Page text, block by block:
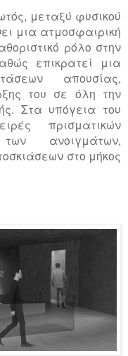
μεταξύ φυσικού
μια ατμοσφαιρική
ρόλο στην
επικρατεί μια
απουσίας,
του σε όλη την
Στα υπόγεια του
πρισματικών
ανοιγμάτων,
στο μήκος